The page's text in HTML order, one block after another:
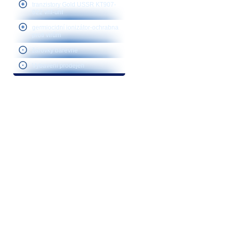
tranzistory Gold USSR KT907-
922 vhf-uhf
germiocidní ionizátor-ochrabna
proti virům
žárovky barevné
Vybavení prodejen